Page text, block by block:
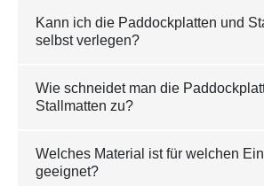
Kann ich die Paddockplatten und
selbst verlegen?
Wie schneidet man die
Stallmatten zu?
Welches Material ist für welchen
geeignet?